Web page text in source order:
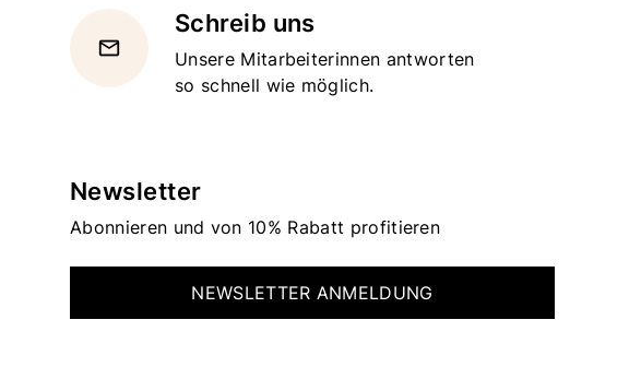
email
Schreib uns
Unsere Mitarbeiterinnen antworten
so schnell wie möglich.
Newsletter
Abonnieren und von 10% Rabatt profitieren
NEWSLETTER ANMELDUNG